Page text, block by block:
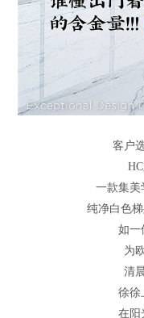
客户
一款集美
纯净白色
如一
为
清
徐徐
在阳